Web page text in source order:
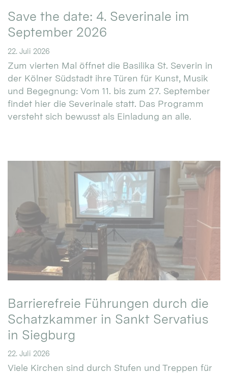
Save the date: 4. Severinale im
September 2026
22. Juli 2026
Zum vierten Mal öffnet die Basilika St. Severin in
der Kölner Südstadt ihre Türen für Kunst, Musik
und Begegnung: Vom 11. bis zum 27. September
findet hier die Severinale statt. Das Programm
versteht sich bewusst als Einladung an alle.
Barrierefreie Führungen durch die
Schatzkammer in Sankt Servatius
in Siegburg
22. Juli 2026
Viele Kirchen sind durch Stufen und Treppen für